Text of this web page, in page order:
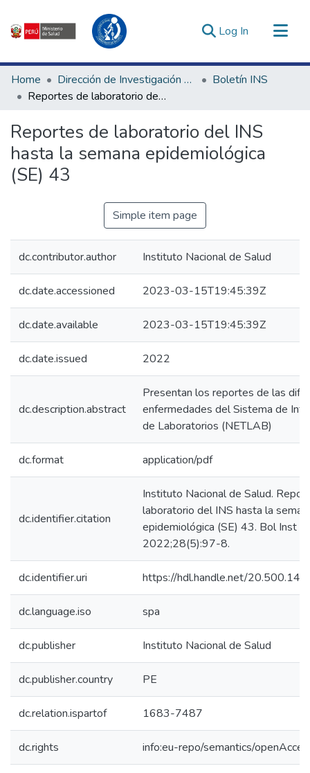
Log In (current)
Communities & Collections
All of DSpace
Estadísticas Externas
Enlaces de interés ▾
Home Dirección de Investigación e Innovación en Salud
Boletín INS
Reportes de laboratorio del INS hasta la semana epidemiológica (SE) 43
Reportes de laboratorio del INS
hasta la semana epidemiológica
(SE) 43
Simple item page
dc.contributor.author Instituto Nacional de Salud
dc.date.accessioned 2023-03-15T19:45:39Z
dc.date.available 2023-03-15T19:45:39Z
dc.date.issued 2022
dc.description.abstract
Presentan los reportes de las
enfermedades del Sistema de
de Laboratorios (NETLAB)
dc.format application/pdf
dc.identifier.citation
Instituto Nacional de Salud.
laboratorio del INS hasta la
epidemiológica (SE) 43. Bol Inst
2022;28(5):97-8.
dc.identifier.uri https://hdl.handle.net/
dc.language.iso spa
dc.publisher Instituto Nacional de Salud
dc.publisher.country PE
dc.relation.ispartof 1683-7487
dc.rights info:eu-repo/semantics/